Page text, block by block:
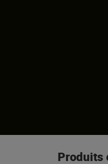
Produits